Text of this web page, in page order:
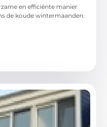
en efficiënte manier
de koude wintermaanden.